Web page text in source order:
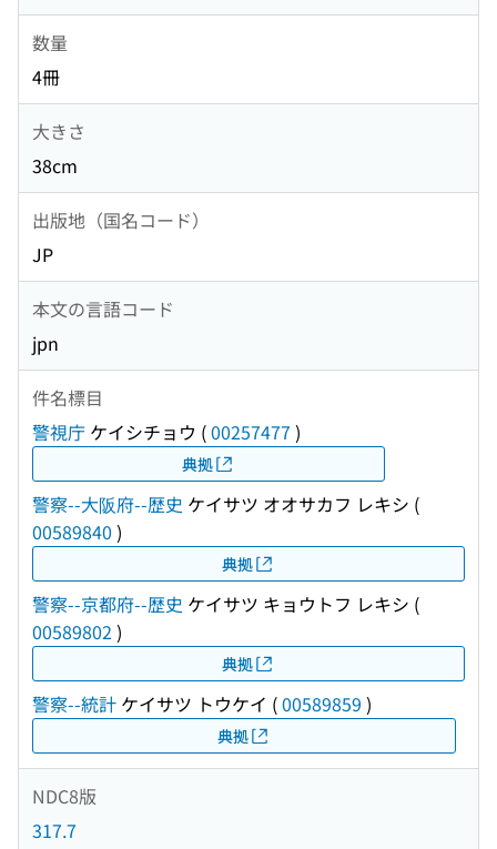
数量
4冊
大きさ
38cm
出版地（国名コード）
JP
本文の言語コード
jpn
件名標目
警視庁 ケイシチョウ (00257477 )
典拠
警察--大阪府--歴史 ケイサツ オオサカフ レキシ (
00589840 )
典拠
警察--京都府--歴史 ケイサツ キョウトフ レキシ (
00589802 )
典拠
警察--統計 ケイサツ トウケイ (00589859 )
典拠
NDC8版
317.7